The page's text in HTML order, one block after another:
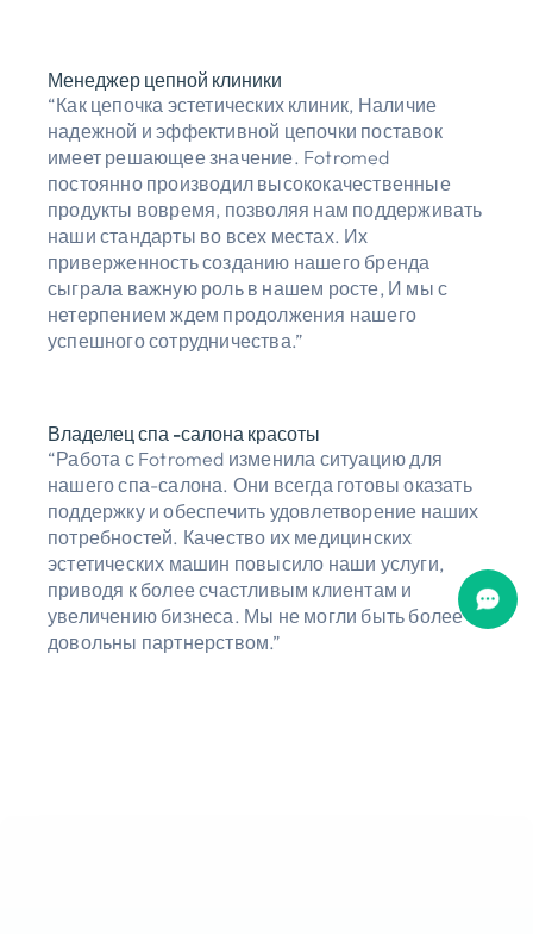
Менеджер цепной клиники
“Как цепочка эстетических клиник, Наличие
надежной и эффективной цепочки поставок
имеет решающее значение. Fotromed
постоянно производил высококачественные
продукты вовремя, позволяя нам поддерживать
наши стандарты во всех местах. Их
приверженность созданию нашего бренда
сыграла важную роль в нашем росте, И мы с
нетерпением ждем продолжения нашего
успешного сотрудничества.”
Владелец спа -салона красоты
“Работа с Fotromed изменила ситуацию для
нашего спа-салона. Они всегда готовы оказать
поддержку и обеспечить удовлетворение наших
потребностей. Качество их медицинских
эстетических машин повысило наши услуги,
приводя к более счастливым клиентам и
увеличению бизнеса. Мы не могли быть более
довольны партнерством.”